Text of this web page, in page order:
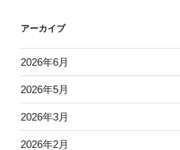
アーカイブ
2026年6月
2026年5月
2026年3月
2026年2月